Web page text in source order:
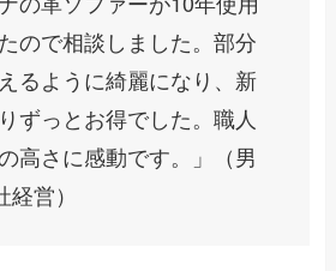
ので相談しました。部分
るように綺麗になり、新
ずっとお得でした。職人
高さに感動です。」（男
営）